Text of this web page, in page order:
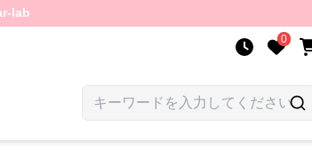
lab
0